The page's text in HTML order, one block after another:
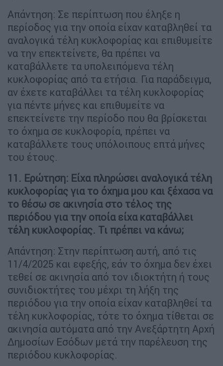
Απάντηση: Σε περίπτωση που έληξε η
περίοδος για την οποία είχαν καταβληθεί τα
αναλογικά τέλη κυκλοφορίας και επιθυμείτε
να την επεκτείνετε, θα πρέπει να
καταβάλλετε τα υπολειπόμενα τέλη
κυκλοφορίας από τα ετήσια. Για παράδειγμα,
αν έχετε καταβάλλει τα τέλη κυκλοφορίας
για πέντε μήνες και επιθυμείτε να
επεκτείνετε την περίοδο που θα βρίσκεται
το όχημα σε κυκλοφορία, πρέπει να
καταβάλλετε τους υπόλοιπους επτά μήνες
του έτους.
11. Ερώτηση: Είχα πληρώσει αναλογικά τέλη
κυκλοφορίας για το όχημα μου και ξέχασα να
το θέσω σε ακινησία στο τέλος της
περιόδου για την οποία είχα καταβάλλει
τέλη κυκλοφορίας. Τι πρέπει να κάνω;
Απάντηση: Στην περίπτωση αυτή, από τις
11/4/2025 και εφεξής, εάν το όχημα δεν έχει
τεθεί σε ακινησία από τον ιδιοκτήτη ή τους
συνιδιοκτήτες του μέχρι τη λήξη της
περιόδου για την οποία είχαν καταβληθεί τα
τέλη κυκλοφορίας, τότε το όχημα τίθεται σε
ακινησία αυτόματα από την Ανεξάρτητη Αρχή
Δημοσίων Εσόδων μετά την παρέλευση της
περιόδου κυκλοφορίας.